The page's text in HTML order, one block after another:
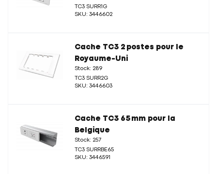
TC3 SURR1G
SKU: 3446602
Cache TC3 2 postes pour le
Royaume-Uni
Stock: 289
TC3 SURR2G
SKU: 3446603
Cache TC3 65 mm pour la
Belgique
Stock: 257
TC3 SURRBE65
SKU: 3446591